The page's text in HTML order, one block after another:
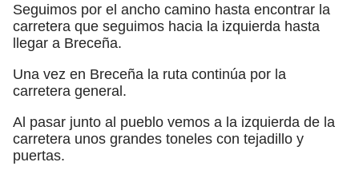
Seguimos por el ancho camino hasta encontrar la
carretera que seguimos hacia la izquierda hasta
llegar a Breceña.
Una vez en Breceña la ruta continúa por la
carretera general.
Al pasar junto al pueblo vemos a la izquierda de la
carretera unos grandes toneles con tejadillo y
puertas.